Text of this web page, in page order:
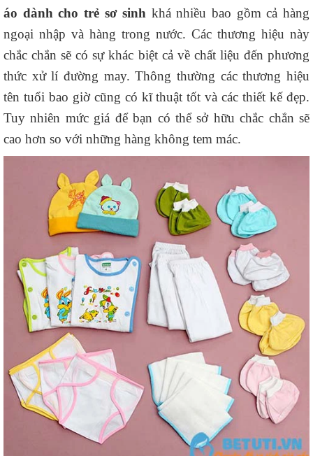
áo dành cho trẻ sơ sinh khá nhiều bao gồm cả hàng
ngoại nhập và hàng trong nước. Các thương hiệu này
chắc chắn sẽ có sự khác biệt cả về chất liệu đến phương
thức xử lí đường may. Thông thường các thương hiệu
tên tuổi bao giờ cũng có kĩ thuật tốt và các thiết kế đẹp.
Tuy nhiên mức giá để bạn có thể sở hữu chắc chắn sẽ
cao hơn so với những hàng không tem mác.